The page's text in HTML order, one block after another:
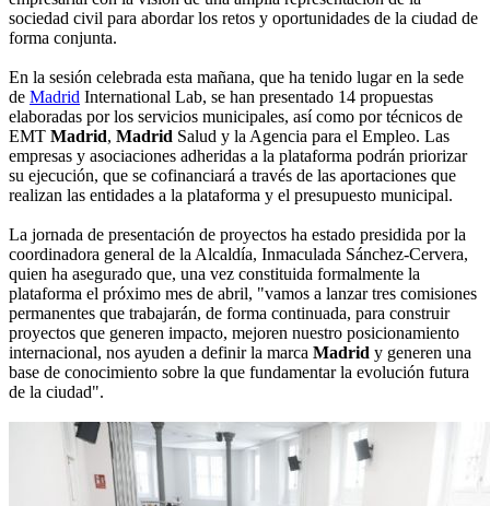
sociedad civil para abordar los retos y oportunidades de la ciudad de
forma conjunta.
En la sesión celebrada esta mañana, que ha tenido lugar en la sede
de Madrid International Lab, se han presentado 14 propuestas
elaboradas por los servicios municipales, así como por técnicos de
EMT Madrid, Madrid Salud y la Agencia para el Empleo. Las
empresas y asociaciones adheridas a la plataforma podrán priorizar
su ejecución, que se cofinanciará a través de las aportaciones que
realizan las entidades a la plataforma y el presupuesto municipal.
La jornada de presentación de proyectos ha estado presidida por la
coordinadora general de la Alcaldía, Inmaculada Sánchez-Cervera,
quien ha asegurado que, una vez constituida formalmente la
plataforma el próximo mes de abril, "vamos a lanzar tres comisiones
permanentes que trabajarán, de forma continuada, para construir
proyectos que generen impacto, mejoren nuestro posicionamiento
internacional, nos ayuden a definir la marca Madrid y generen una
base de conocimiento sobre la que fundamentar la evolución futura
de la ciudad".